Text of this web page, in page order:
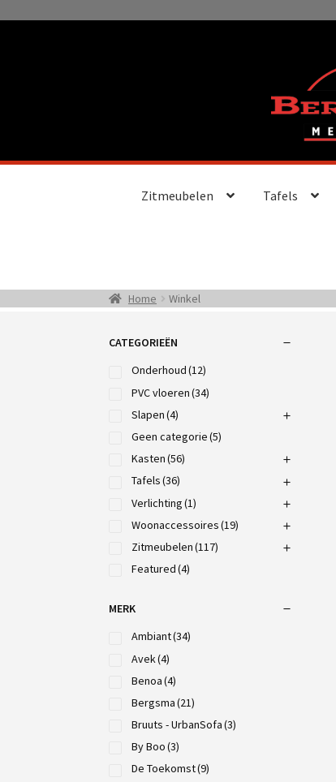
Zitmeubelen Tafels
Home Winkel
CATEGORIEËN
Onderhoud(12)
PVC vloeren(34)
Slapen(4)
Geen categorie(5)
Kasten(56)
Tafels(36)
Verlichting(1)
Woonaccessoires(19)
Zitmeubelen(117)
Featured(4)
MERK
Ambiant(34)
Avek(4)
Benoa(4)
Bergsma(21)
Bruuts - UrbanSofa(3)
By Boo(3)
De Toekomst(9)